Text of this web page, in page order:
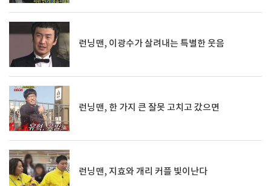
런닝맨, 이광수가 살려내는 특별한 웃음
런닝맨, 한 가지 큰 잘못 고치고 갔으면
런닝맨, 지효와 개리 커플 빛이난다